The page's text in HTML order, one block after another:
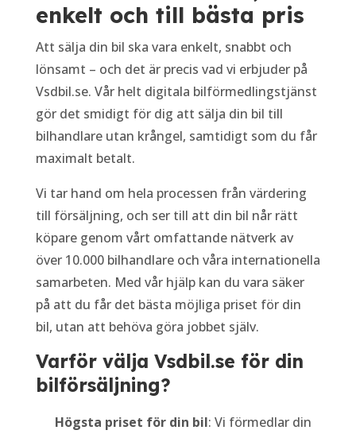
enkelt och till bästa pris
Att sälja din bil ska vara enkelt, snabbt och
lönsamt – och det är precis vad vi erbjuder på
Vsdbil.se. Vår helt digitala bilförmedlingstjänst
gör det smidigt för dig att sälja din bil till
bilhandlare utan krångel, samtidigt som du får
maximalt betalt.
Vi tar hand om hela processen från värdering
till försäljning, och ser till att din bil når rätt
köpare genom vårt omfattande nätverk av
över 10.000 bilhandlare och våra internationella
samarbeten. Med vår hjälp kan du vara säker
på att du får det bästa möjliga priset för din
bil, utan att behöva göra jobbet själv.
Varför välja Vsdbil.se för din
bilförsäljning?
Högsta priset för din bil: Vi förmedlar din